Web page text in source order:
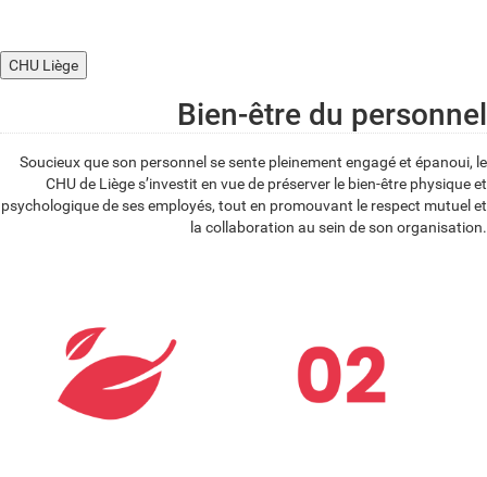
CHU Liège
Bien-être du personnel
Soucieux que son personnel se sente pleinement engagé et épanoui, le
CHU de Liège s’investit en vue de préserver le bien-être physique et
psychologique de ses employés, tout en promouvant le respect mutuel et
la collaboration au sein de son organisation.